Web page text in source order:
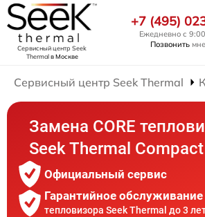
Сервисный центр Seek
Thermalв Москве
+7 (495)
Ежедневно с
Позвонить
Сервисный центр Seek Thermal
Замена CORE
Seek Thermal
Официальный сервис
Гарантийное обслуживание
тепловизора Seek Thermal до 3